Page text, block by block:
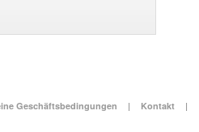
Geschäftsbedingungen | Kontakt |